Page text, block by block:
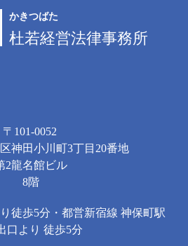
かきつばた
杜若経営法律事務所
〒101-0052
神田小川町3丁目20番地
2龍名館ビル
8階
徒歩5分・都営新宿線 神保町駅
口より 徒歩5分